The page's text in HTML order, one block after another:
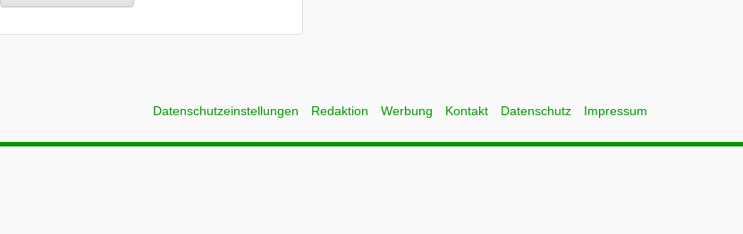
Datenschutzeinstellungen Redaktion Werbung Kontakt Datenschutz Impressum